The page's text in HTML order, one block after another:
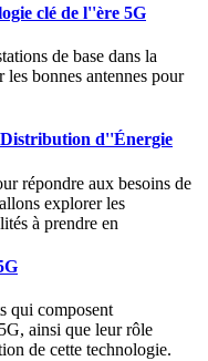
clé de l''ère 5G
de base dans la
bonnes antennes pour
Distribution d''Énergie
répondre aux besoins de
explorer les
à prendre en
qui composent
ainsi que leur rôle
de cette technologie.